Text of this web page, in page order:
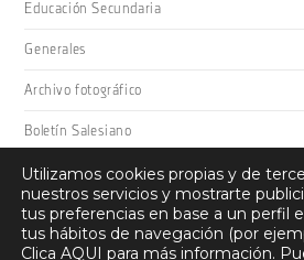
Educación Secundaria
Generales
Archivo fotográfico
Boletín Salesiano
Utilizamos cookies propias y de
nuestros servicios y mostrarte
tus preferencias en base a un perfil
tus hábitos de navegación (por
Clica AQUI para más información.